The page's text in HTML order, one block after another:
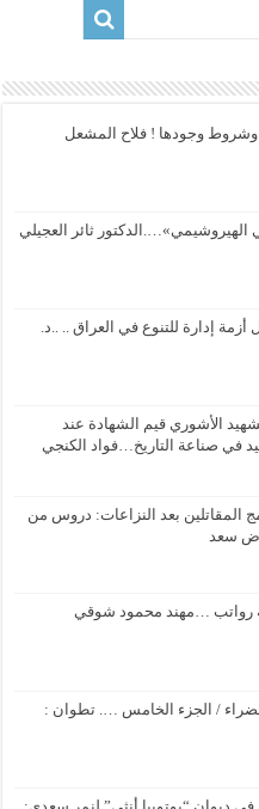
وشروط وجودها ! فلاح المشعل
الهيروشيمي»….الدكتور ثائر العجيلي
إدارة للتنوع في العراق .. ..د.
الأشوري قيم الشهادة عند
في صناعة التاريخ…فواد الكنجي
المقاتلين بعد النزاعات: دروس من
سعد
رواتب …مهند محمود شوقي
/ الجزء الخامس …. تطوان :